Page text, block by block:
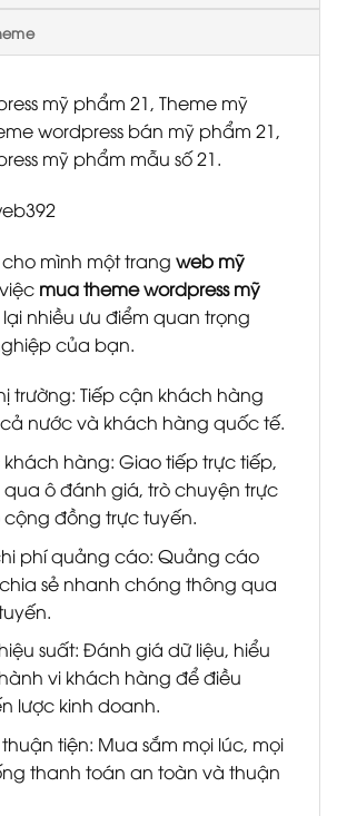
mỹ phẩm 21, Theme mỹ
wordpress bán mỹ phẩm 21,
mỹ phẩm mẫu số 21.
mình một trang web mỹ
mua theme wordpress mỹ
nhiều ưu điểm quan trọng
của bạn.
trường: Tiếp cận khách hàng
nước và khách hàng quốc tế.
hàng: Giao tiếp trực tiếp,
ô đánh giá, trò chuyện trực
đồng trực tuyến.
phí quảng cáo: Quảng cáo
sẻ nhanh chóng thông qua
suất: Đánh giá dữ liệu, hiểu
vi khách hàng để điều
lược kinh doanh.
tiện: Mua sắm mọi lúc, mọi
thanh toán an toàn và thuận